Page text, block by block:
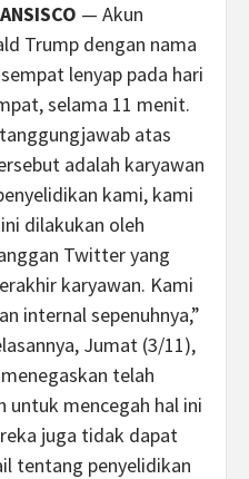
— Akun
Trump dengan nama
lenyap pada hari
selama 11 menit.
atas
adalah karyawan
kami, kami
dilakukan oleh
Twitter yang
karyawan. Kami
internal sepenuhnya,”
Jumat (3/11),
telah
untuk mencegah hal ini
juga tidak dapat
tentang penyelidikan